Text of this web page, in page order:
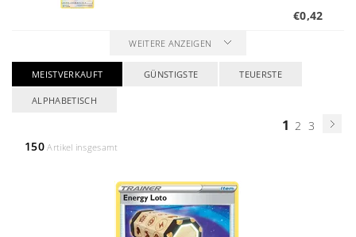
€0,42
WEITERE ANZEIGEN
MEISTVERKAUFT GÜNSTIGSTE TEUERSTE
ALPHABETISCH
1 2 3
150Artikel insgesamt